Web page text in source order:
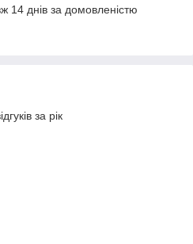
14 днів за домовленістю
за рік